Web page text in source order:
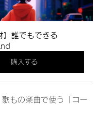
】誰でもできる
購入する
歌もの楽曲で使う「コー